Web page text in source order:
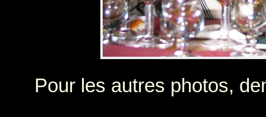
Pour les autres photos,